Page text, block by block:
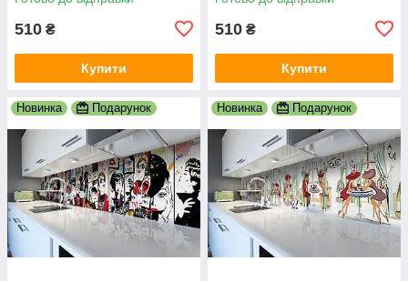
зелений 600х2000 мм
510 ₴
Купити
600х2000 мм
510 ₴
Купити
Новинка Подарунок Новинка Подарунок